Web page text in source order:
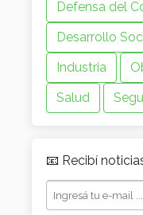
Defensa del
Desarrollo
Industria
Salud
📧 Recibí